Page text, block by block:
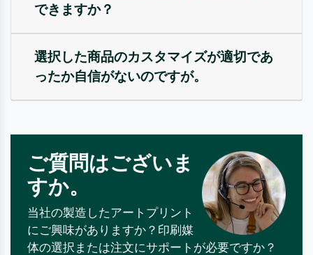
できますか？
選択した商品のカスタマイズが適切であ
ったか自信がないのですが。
ご質問はございま
すか。
当社の製造したアートプリント
にご興味がありますか？印刷媒
体の選択または注文にサポートが必要ですか？